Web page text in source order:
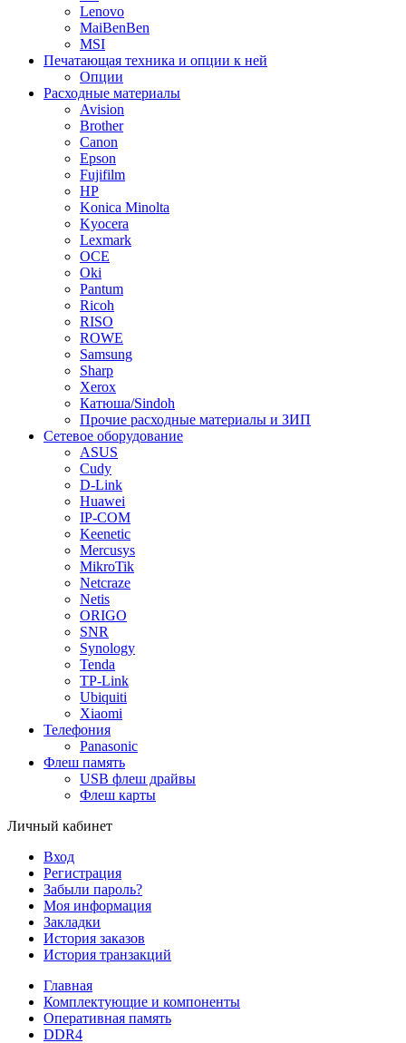
Lenovo
MaiBenBen
MSI
Печатающая техника и опции к ней
Опции
Расходные материалы
Avision
Brother
Canon
Epson
Fujifilm
HP
Konica Minolta
Kyocera
Lexmark
OCE
Oki
Pantum
Ricoh
RISO
ROWE
Samsung
Sharp
Xerox
Катюша/Sindoh
Прочие расходные материалы и ЗИП
Сетевое оборудование
ASUS
Cudy
D-Link
Huawei
IP-COM
Keenetic
Mercusys
MikroTik
Netcraze
Netis
ORIGO
SNR
Synology
Tenda
TP-Link
Ubiquiti
Xiaomi
Телефония
Panasonic
Флеш память
USB флеш драйвы
Флеш карты
Личный кабинет
Вход
Регистрация
Забыли пароль?
Моя информация
Закладки
История заказов
История транзакций
Главная
Комплектующие и компоненты
Оперативная память
DDR4